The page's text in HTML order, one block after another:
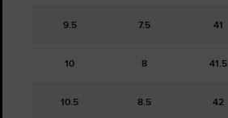
9.5 7.5 41
10 8 41.5
10.5 8.5 42